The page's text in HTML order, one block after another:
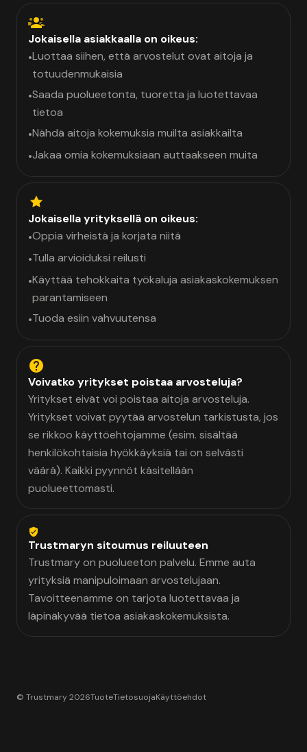
Jokaisella asiakkaalla on oikeus:
•Luottaa siihen, että arvostelut ovat aitoja ja
totuudenmukaisia
•Saada puolueetonta, tuoretta ja luotettavaa
tietoa
•Nähdä aitoja kokemuksia muilta asiakkailta
•Jakaa omia kokemuksiaan auttaakseen muita
Jokaisella yrityksellä on oikeus:
•Oppia virheistä ja korjata niitä
•Tulla arvioiduksi reilusti
•Käyttää tehokkaita työkaluja asiakaskokemuksen
parantamiseen
•Tuoda esiin vahvuutensa
Voivatko yritykset poistaa arvosteluja?
Yritykset eivät voi poistaa aitoja arvosteluja.
Yritykset voivat pyytää arvostelun tarkistusta, jos
se rikkoo käyttöehtojamme (esim. sisältää
henkilökohtaisia hyökkäyksiä tai on selvästi
väärä). Kaikki pyynnöt käsitellään
puolueettomasti.
Trustmaryn sitoumus reiluuteen
Trustmary on puolueeton palvelu. Emme auta
yrityksiä manipuloimaan arvostelujaan.
Tavoitteenamme on tarjota luotettavaa ja
läpinäkyvää tietoa asiakaskokemuksista.
© Trustmary 2026TuoteTietosuojaKäyttöehdot